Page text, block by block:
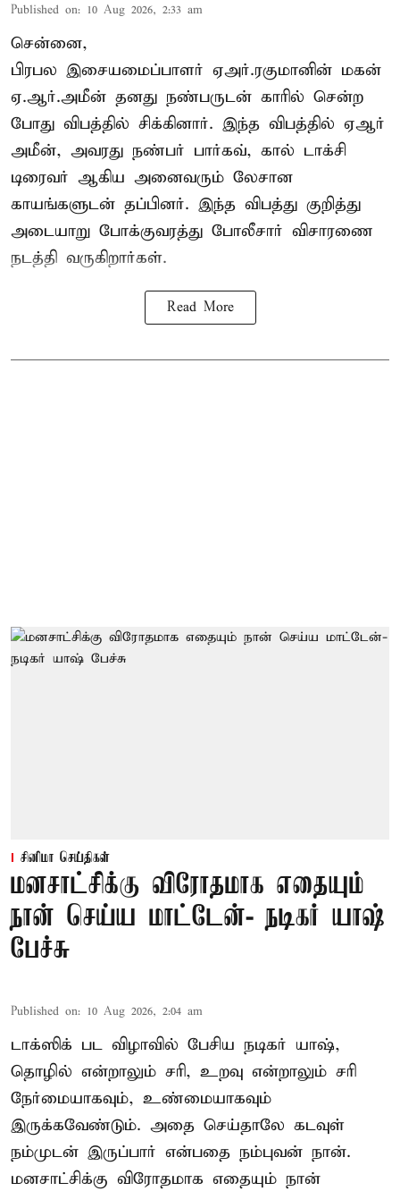
Published on: 10 Aug 2026, 2:33 am
சென்னை,
பிரபல இசையமைப்பாளர் ஏஅர்.ரகுமானின் மகன்
ஏ.ஆர்.அமீன் தனது நண்பருடன் காரில் சென்ற
போது விபத்தில் சிக்கினார். இந்த விபத்தில் ஏஆர்
அமீன், அவரது நண்பர் பார்கவ், கால் டாக்சி
டிரைவர் ஆகிய அனைவரும் லேசான
காயங்களுடன் தப்பினர். இந்த விபத்து குறித்து
அடையாறு போக்குவரத்து போலீசார் விசாரணை
நடத்தி வருகிறார்கள்.
Read More
சினிமா செய்திகள்
மனசாட்சிக்கு விரோதமாக எதையும்
நான் செய்ய மாட்டேன்- நடிகர் யாஷ்
பேச்சு
Published on: 10 Aug 2026, 2:04 am
டாக்ஸிக் பட விழாவில் பேசிய நடிகர் யாஷ்,
தொழில் என்றாலும் சரி, உறவு என்றாலும் சரி
நேர்மையாகவும், உண்மையாகவும்
இருக்கவேண்டும். அதை செய்தாலே கடவுள்
நம்முடன் இருப்பார் என்பதை நம்புவன் நான்.
மனசாட்சிக்கு விரோதமாக எதையும் நான்